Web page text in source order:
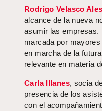
Rodrigo Velasco
alcance de la nueva
asumir las empresas.
marcada por
en marcha de la
relevante en materia
Carla Illanes, socia
presencia de los
con el